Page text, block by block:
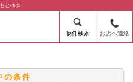
とゆき
物件検索 お店へ連絡
の条件